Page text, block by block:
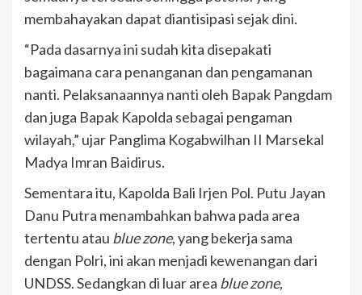
membahayakan dapat diantisipasi sejak dini.
“Pada dasarnya ini sudah kita disepakati
bagaimana cara penanganan dan pengamanan
nanti. Pelaksanaannya nanti oleh Bapak Pangdam
dan juga Bapak Kapolda sebagai pengaman
wilayah,” ujar Panglima Kogabwilhan II Marsekal
Madya Imran Baidirus.
Sementara itu, Kapolda Bali Irjen Pol. Putu Jayan
Danu Putra menambahkan bahwa pada area
tertentu atau blue zone, yang bekerja sama
dengan Polri, ini akan menjadi kewenangan dari
UNDSS. Sedangkan di luar area blue zone,